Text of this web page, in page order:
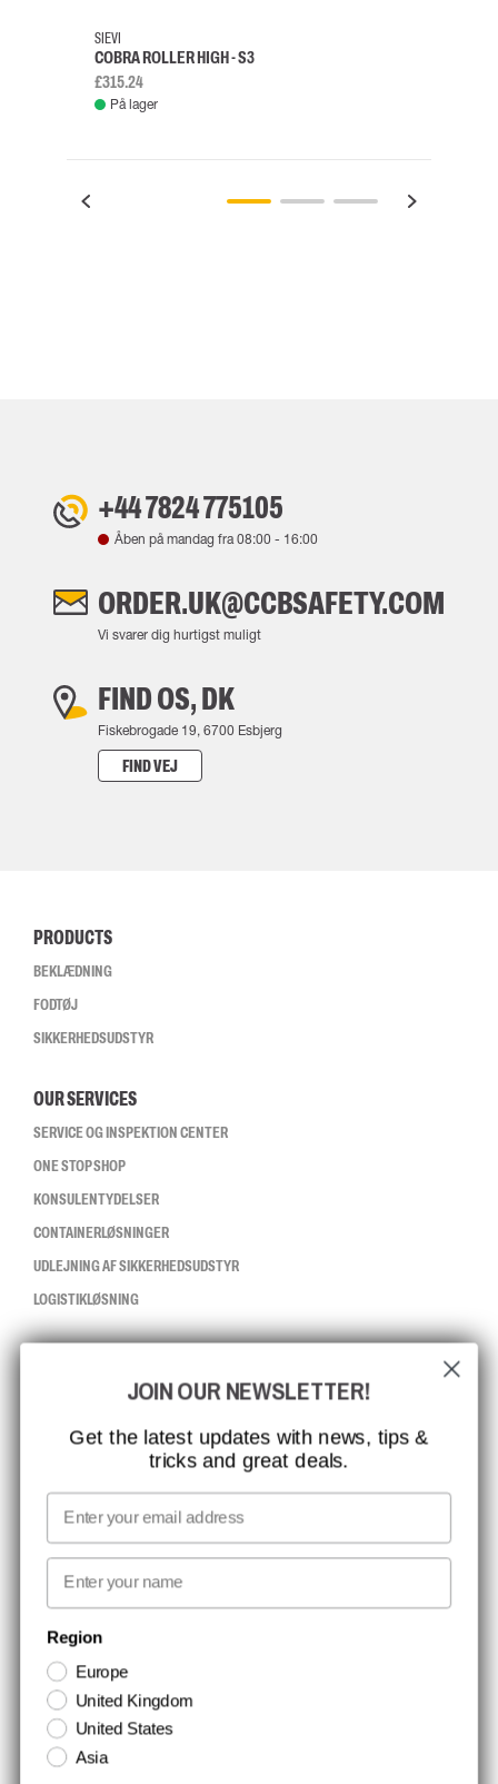
SIEVI
COBRA ROLLER HIGH - S3
£315.24
På lager
+44 7824 775105
Åben på mandag fra08:00 - 16:00
ORDER.UK@CCBSAFETY.COM
Vi svarer dig hurtigst muligt
FIND OS, DK
Fiskebrogade 19, 6700 Esbjerg
FIND VEJ
PRODUCTS
BEKLÆDNING
FODTØJ
SIKKERHEDSUDSTYR
OUR SERVICES
SERVICE OG INSPEKTION CENTER
ONE STOP SHOP
KONSULENTYDELSER
CONTAINERLØSNINGER
UDLEJNING AF SIKKERHEDSUDSTYR
LOGISTIKLØSNING
ISO-CERTIFICERING
GLOBAL RÆKKEVIDDE
MISSION, VISION OG VÆRDIER
KONTAKT
MEDIA
NYHEDSBREV TILMELDING
Hold dig opdateret med gode tilbud og produktnyheder. Din e-mail
opbevares sikkert og du kan til enhver tid
JOIN OUR NEWSLETTER!
Get the latest updates with news, tips &
tricks and great deals.
Email
First name
Region
Europe
United Kingdom
United States
Asia